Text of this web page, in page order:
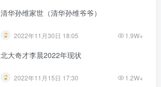
清华孙维家世（清华孙维爷爷）
2022年11月30日 18:05 1.9W+
北大奇才李晨2022年现状
2022年11月15日 17:30 1.2W+